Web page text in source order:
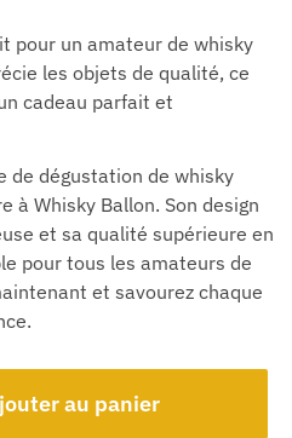
pour un amateur de whisky
les objets de qualité, ce
cadeau parfait et
de dégustation de whisky
à Whisky Ballon. Son design
et sa qualité supérieure en
pour tous les amateurs de
et savourez chaque
au panier